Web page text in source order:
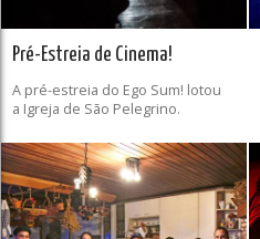
Pré-Estreia de Cinema!
A pré-estreia do Ego Sum! lotou
a Igreja de São Pelegrino.